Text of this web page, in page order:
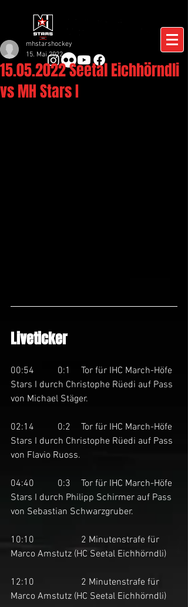
15.05.2022 Seetal Eichhörndli
vs MH Stars I
mhstarshockey
15. Mai 2022
Liveticker
00:54	0:1	Tor für IHC March-Höfe
Stars I durch Christophe Rüedi auf Pass
von Michael Stäger.
02:14	0:2	Tor für IHC March-Höfe
Stars I durch Christophe Rüedi auf Pass
von Flavio Ruoss.
04:40	0:3	Tor für IHC March-Höfe
Stars I durch Philipp Schirmer auf Pass
von Sebastian Schwarzgruber.
10:10		2 Minutenstrafe für
Marco Amstutz (HC Seetal Eichhörndli)
12:10		2 Minutenstrafe für
Marco Amstutz (HC Seetal Eichhörndli)